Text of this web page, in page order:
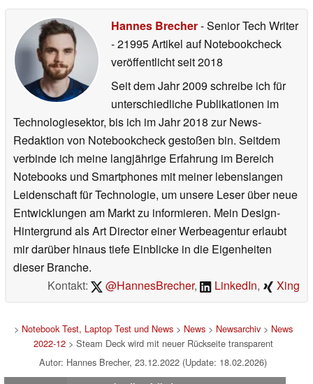
Hannes Brecher- Senior Tech Writer
- 21995 Artikel auf Notebookcheck
veröffentlichtseit 2018
Seit dem Jahr 2009 schreibe ich für
unterschiedliche Publikationen im
Technologiesektor, bis ich im Jahr 2018 zur News-
Redaktion von Notebookcheck gestoßen bin. Seitdem
verbinde ich meine langjährige Erfahrung im Bereich
Notebooks und Smartphones mit meiner lebenslangen
Leidenschaft für Technologie, um unsere Leser über neue
Entwicklungen am Markt zu informieren. Mein Design-
Hintergrund als Art Director einer Werbeagentur erlaubt
mir darüber hinaus tiefe Einblicke in die Eigenheiten
dieser Branche.
Kontakt:
@HannesBrecher, LinkedIn, Xing
> Notebook Test, Laptop Test und News> News> Newsarchiv> News
2022-12> Steam Deck wird mit neuer Rückseite transparent
Autor: Hannes Brecher, 23.12.2022 (Update: 18.02.2026)